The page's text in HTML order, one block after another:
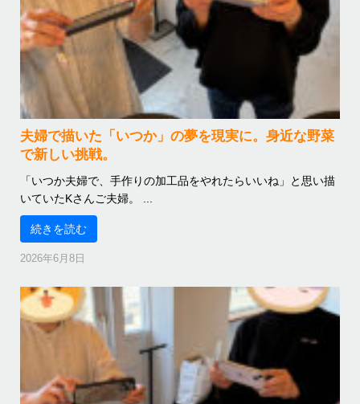
夫婦で描いた「いつか」の夢を現実に。身近な野菜
で新しい挑戦。
「いつか夫婦で、手作りの加工品をやれたらいいね」と思い描
いていたKさんご夫婦。 ...
続きを読む
2026年6月8日